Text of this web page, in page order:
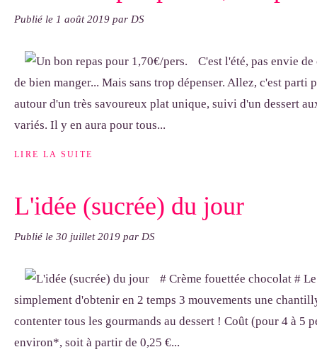
Publié le 1 août 2019 par DS
C'est l'été, pas envie
de bien manger... Mais sans trop dépenser. Allez, c'est parti
autour d'un très savoureux plat unique, suivi d'un dessert
variés. Il y en aura pour tous...
LIRE LA SUITE
L'idée (sucrée) du jour
Publié le 30 juillet 2019 par DS
# Crème fouettée chocolat #
simplement d'obtenir en 2 temps 3 mouvements une
contenter tous les gourmands au dessert ! Coût (pour 4 à 5
environ*, soit à partir de 0,25 €...